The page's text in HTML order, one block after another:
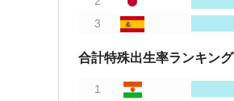
合計特殊出生率ランキング